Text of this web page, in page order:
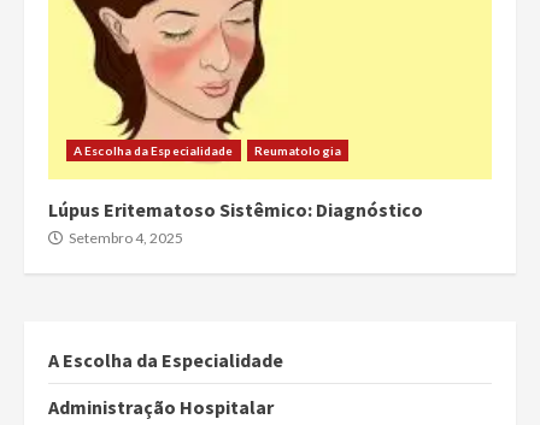
A Escolha da Especialidade Reumatologia
Lúpus Eritematoso Sistêmico: Diagnóstico
Setembro 4, 2025
A Escolha da Especialidade
Administração Hospitalar